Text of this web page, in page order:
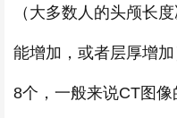
（大多数人的头颅长
能增加，或者层厚增
8个，一般来说CT图